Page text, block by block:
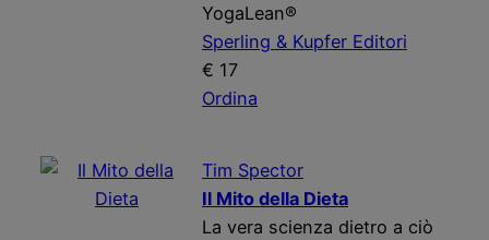
YogaLean®
Sperling & Kupfer Editori
€ 17
Ordina
Tim Spector
Il Mito della Dieta
La vera scienza dietro a ciò